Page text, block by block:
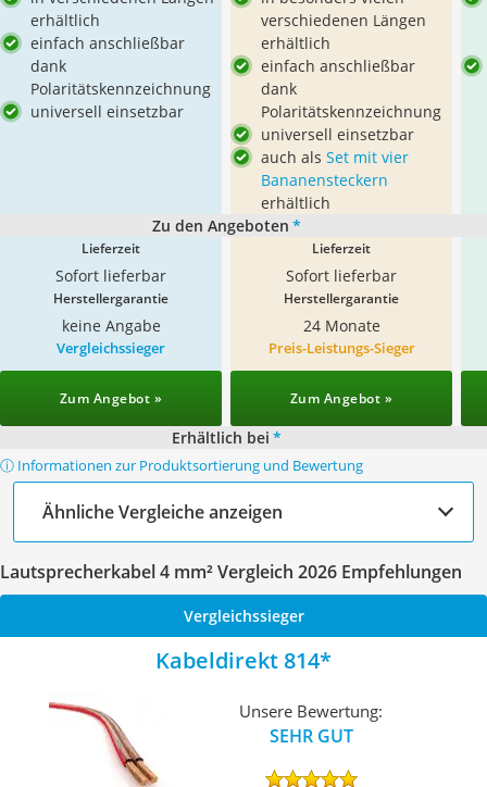
erhältlich
einfach anschließbar
dank
Polaritätskennzeichnung
universell einsetzbar
verschiedenen Längen
erhältlich
einfach anschließbar
dank
Polaritätskennzeichnung
universell einsetzbar
auch als Set mit vier
Bananensteckern
erhältlich
Zu den Angeboten *
Lieferzeit
Sofort lieferbar
Lieferzeit
Sofort lieferbar
Herstellergarantie
keine Angabe
Herstellergarantie
24 Monate
Vergleichssieger
Zum Angebot »
Preis-Leistungs-Sieger
Zum Angebot »
Erhältlich bei *
ⓘ Informationen zur Produktsortierung und Bewertung
Ähnliche Vergleiche anzeigen
Lautsprecherkabel 4 mm² Vergleich 2026 Empfehlungen
Vergleichssieger
Kabeldirekt 814
Unsere Bewertung:
SEHR GUT